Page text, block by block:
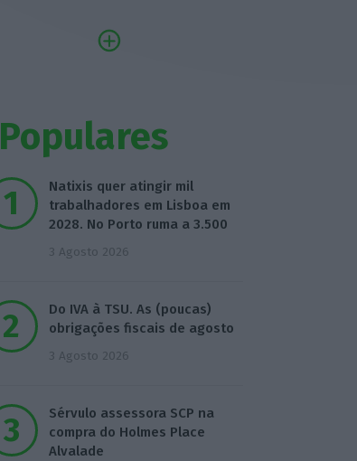
Populares
Natixis quer atingir mil
trabalhadores em Lisboa em
2028. No Porto ruma a 3.500
3 Agosto 2026
Do IVA à TSU. As (poucas)
obrigações fiscais de agosto
3 Agosto 2026
Sérvulo assessora SCP na
compra do Holmes Place
Alvalade